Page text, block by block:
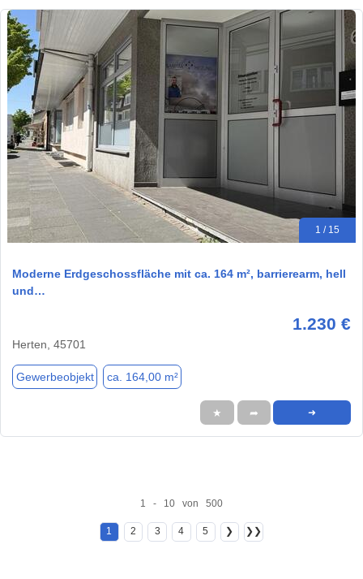
1 / 15
Moderne Erdgeschossfläche mit ca. 164 m², barrierearm, hell
und…
1.230 €
Herten, 45701
Gewerbeobjekt ca. 164,00 m²
★ ➦ ➜
1 - 10 von 500
1 2 3 4 5 ❯ ❯❯